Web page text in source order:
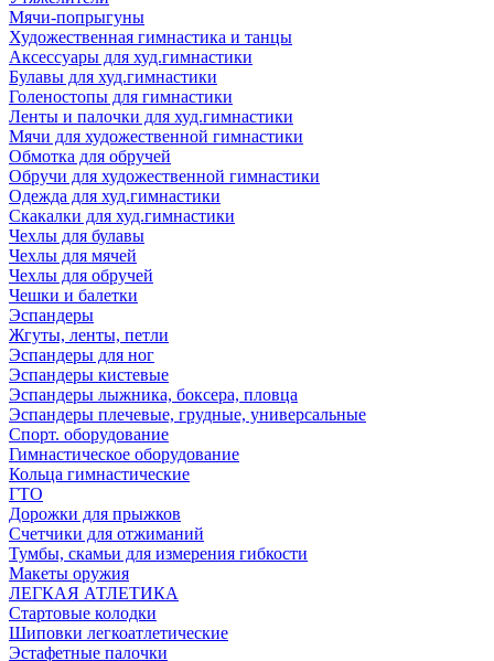
Мячи-попрыгуны
Художественная гимнастика и танцы
Аксессуары для худ.гимнастики
Булавы для худ.гимнастики
Голеностопы для гимнастики
Ленты и палочки для худ.гимнастики
Мячи для художественной гимнастики
Обмотка для обручей
Обручи для художественной гимнастики
Одежда для худ.гимнастики
Скакалки для худ.гимнастики
Чехлы для булавы
Чехлы для мячей
Чехлы для обручей
Чешки и балетки
Эспандеры
Жгуты, ленты, петли
Эспандеры для ног
Эспандеры кистевые
Эспандеры лыжника, боксера, пловца
Эспандеры плечевые, грудные, универсальные
Спорт. оборудование
Гимнастическое оборудование
Кольца гимнастические
ГТО
Дорожки для прыжков
Счетчики для отжиманий
Тумбы, скамьи для измерения гибкости
Макеты оружия
ЛЕГКАЯ АТЛЕТИКА
Стартовые колодки
Шиповки легкоатлетические
Эстафетные палочки